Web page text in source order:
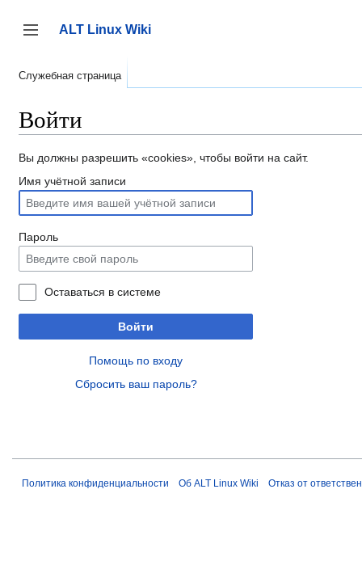
содержанию
Переключить боковую панель
ALT Linux Wiki
Служебная страница
Войти
Вы должны разрешить «cookies», чтобы войти на сайт.
Имя учётной записи
Пароль
Оставаться в системе
Войти
Помощь по входу
Сбросить ваш пароль?
Политика конфиденциальности Об ALT Linux Wiki Отказ от